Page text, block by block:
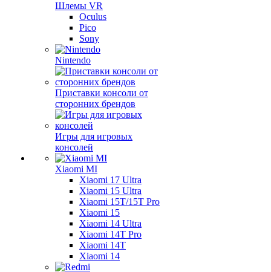
Шлемы VR
Oculus
Pico
Sony
Nintendo
Приставки консоли от
сторонних брендов
Игры для игровых
консолей
Xiaomi MI
Xiaomi 17 Ultra
Xiaomi 15 Ultra
Xiaomi 15T/15T Pro
Xiaomi 15
Xiaomi 14 Ultra
Xiaomi 14T Pro
Xiaomi 14T
Xiaomi 14